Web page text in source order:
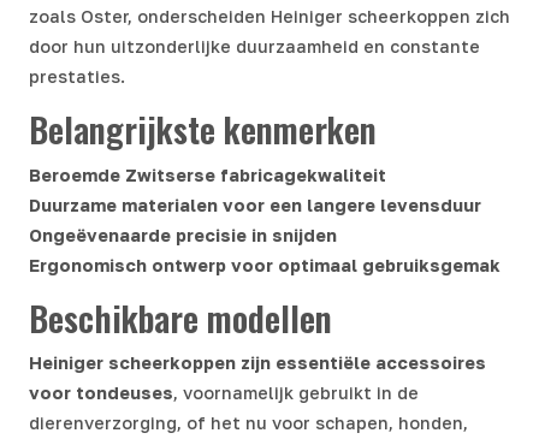
zoals Oster, onderscheiden Heiniger scheerkoppen zich
door hun uitzonderlijke duurzaamheid en constante
prestaties.
Belangrijkste kenmerken
Beroemde Zwitserse fabricagekwaliteit
Duurzame materialen voor een langere levensduur
Ongeëvenaarde precisie in snijden
Ergonomisch ontwerp voor optimaal gebruiksgemak
Beschikbare modellen
Heiniger scheerkoppen zijn essentiële accessoires
voor tondeuses, voornamelijk gebruikt in de
dierenverzorging, of het nu voor schapen, honden,